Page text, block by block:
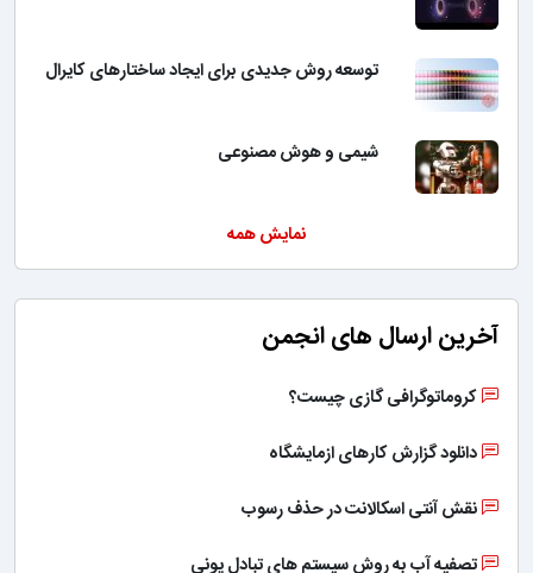
توسعه روش جدیدی برای ایجاد ساختارهای کایرال
شیمی و هوش مصنوعی
نمایش همه
آخرین ارسال های انجمن
کروماتوگرافی گازی چیست؟
دانلود گزارش کارهای ازمایشگاه
نقش آنتی اسکالانت در حذف رسوب
تصفیه آب به روش سیستم های تبادل یونی